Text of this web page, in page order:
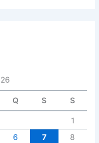
Q S S
1
6 7
8